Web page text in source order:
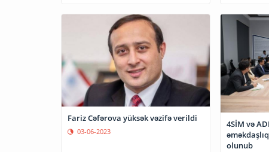
Fariz Cəfərova yüksək vəzifə verildi
03-06-2023
4SİM və
olunub